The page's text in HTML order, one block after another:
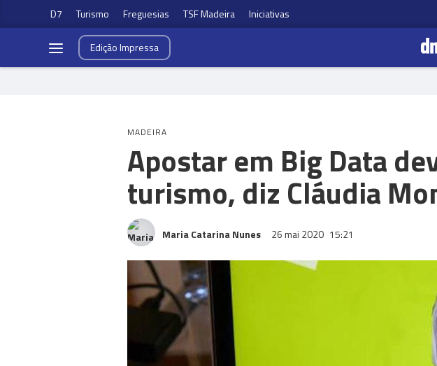
D7 Turismo Freguesias TSF Madeira Iniciativas
EdiçãoImpressa
MADEIRA
Apostar em Big Data
turismo, diz Cláudia
Maria Catarina Nunes 26 mai 2020 15:21